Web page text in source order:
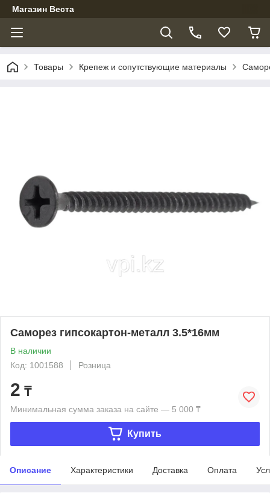
Магазин Веста
Товары Крепеж и сопутствующие материалы
Саморез гипсокартон-металл 3.5*16мм
В наличии
Код: 1001588
Розница
2 ₸
Минимальная сумма заказа на сайте — 5 000 ₸
Купить
Описание Характеристики Доставка Оплата